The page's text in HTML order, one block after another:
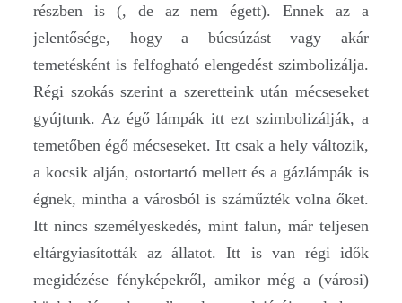
részben is (, de az nem égett). Ennek az a
jelentősége, hogy a búcsúzást vagy akár
temetésként is felfogható elengedést szimbolizálja.
Régi szokás szerint a szeretteink után mécseseket
gyújtunk. Az égő lámpák itt ezt szimbolizálják, a
temetőben égő mécseseket. Itt csak a hely változik,
a kocsik alján, ostortartó mellett és a gázlámpák is
égnek, mintha a városból is száműzték volna őket.
Itt nincs személyeskedés, mint falun, már teljesen
eltárgyiasították az állatot. Itt is van régi idők
megidézése fényképekről, amikor még a (városi)